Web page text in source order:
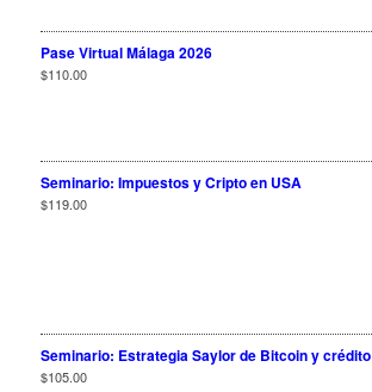
Pase Virtual Málaga 2026
$110.00
Seminario: Impuestos y Cripto en USA
$119.00
Seminario: Estrategia Saylor de Bitcoin y crédito
$105.00